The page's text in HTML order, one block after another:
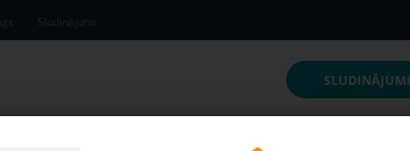
Sludinājumi
SLUDINĀJUMI